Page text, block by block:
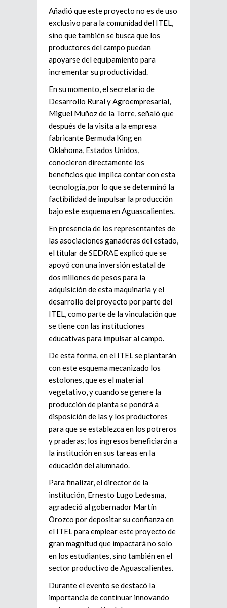
Añadió que este proyecto no es de uso
exclusivo para la comunidad del ITEL,
sino que también se busca que los
productores del campo puedan
apoyarse del equipamiento para
incrementar su productividad.
En su momento, el secretario de
Desarrollo Rural y Agroempresarial,
Miguel Muñoz de la Torre, señaló que
después de la visita a la empresa
fabricante Bermuda King en
Oklahoma, Estados Unidos,
conocieron directamente los
beneficios que implica contar con esta
tecnología, por lo que se determinó la
factibilidad de impulsar la producción
bajo este esquema en Aguascalientes.
En presencia de los representantes de
las asociaciones ganaderas del estado,
el titular de SEDRAE explicó que se
apoyó con una inversión estatal de
dos millones de pesos para la
adquisición de esta maquinaria y el
desarrollo del proyecto por parte del
ITEL, como parte de la vinculación que
se tiene con las instituciones
educativas para impulsar al campo.
De esta forma, en el ITEL se plantarán
con este esquema mecanizado los
estolones, que es el material
vegetativo, y cuando se genere la
producción de planta se pondrá a
disposición de las y los productores
para que se establezca en los potreros
y praderas; los ingresos beneficiarán a
la institución en sus tareas en la
educación del alumnado.
Para finalizar, el director de la
institución, Ernesto Lugo Ledesma,
agradeció al gobernador Martín
Orozco por depositar su confianza en
el ITEL para emplear este proyecto de
gran magnitud que impactará no solo
en los estudiantes, sino también en el
sector productivo de Aguascalientes.
Durante el evento se destacó la
importancia de continuar innovando